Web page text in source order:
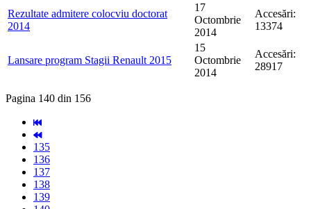
Rezultate admitere colocviu doctorat
2014
17
Octombrie
2014
Accesări:
13374
Lansare program Stagii Renault 2015
15
Octombrie
2014
Accesări:
28917
Pagina 140 din 156
135
136
137
138
139